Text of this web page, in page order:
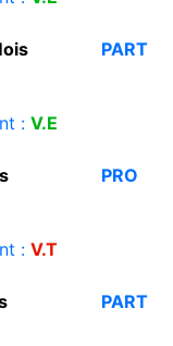
PART
: V.E
PRO
: V.T
PART